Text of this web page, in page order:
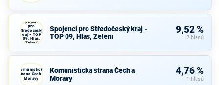
Spojenci
pro
Středočeský
kraj - TOP
09, Hlas,
Zelení
Spojenci pro Středočeský kraj -
TOP 09, Hlas, Zelení
9,52 %
2 hlasů
Komunistická
strana Čech a
Moravy
Komunistická strana Čech a
Moravy
4,76 %
1 hlasů